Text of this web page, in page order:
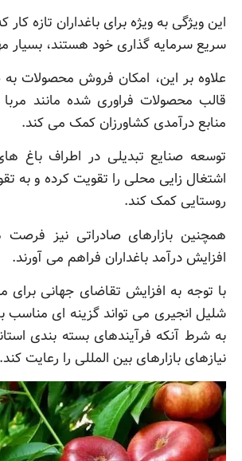
این ویژگی به ویژه برای باغداران تازه
سریع سرمایه گذاری خود هستند، بسیار
علاوه بر این، امکان فروش محصولات به
قالب محصولات فراوری شده مانند مربا
منابع درآمدی کشاورزان کمک می کند.
توسعه صنایع تبدیلی در اطراف باغ
اشتغال زایی محلی را تقویت کرده و به
روستایی کمک کند.
همچنین بازارهای صادراتی نیز فرصت
افزایش درآمد باغداران فراهم می آورند.
با توجه به افزایش تقاضای جهانی برای
شلیل انجیری می تواند گزینه ای مناسب
به شرط آنکه فرآیندهای بسته بندی
نیازهای بازارهای بین المللی را رعایت کند.